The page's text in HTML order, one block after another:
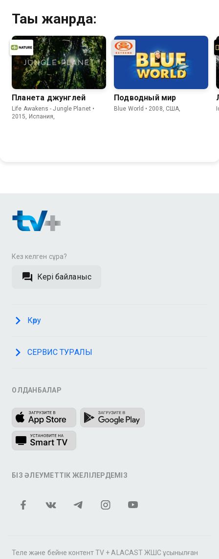
Тағы жанрда:
Планета джунглей
Life Awakens - Jungle Planet •
2015, Испания,
Подводный мир
Blue World • 2008, США,
Кез келген сұрақ?
Кері байланыс
Көру
СЕРВИС ТУРАЛЫ
ҚОЛДАНБАЛАР
БІЗ ӘЛЕУМЕТТІК ЖЕЛІЛЕРДЕМІЗ
Теле және бейне контент TV + ALACAST ЖШС ұсынылған